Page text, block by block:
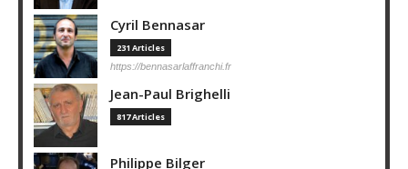
Cyril Bennasar
231 Articles
https://bennasarlaffranchi.fr
Jean-Paul Brighelli
817 Articles
Philippe Bilger